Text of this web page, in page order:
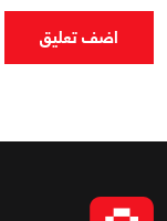
اضف تعليق